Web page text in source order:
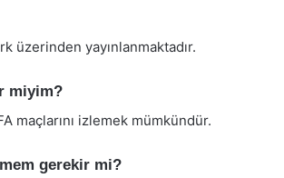
üzerinden yayınlanmaktadır.
miyim?
maçlarını izlemek mümkündür.
gerekir mi?